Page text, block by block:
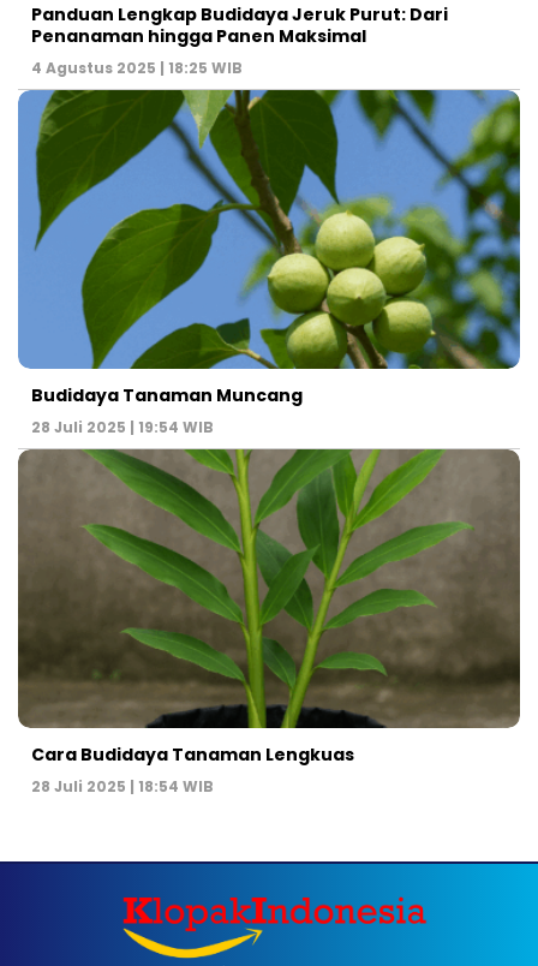
Panduan Lengkap Budidaya Jeruk Purut: Dari
Penanaman hingga Panen Maksimal
4 Agustus 2025 | 18:25 WIB
Budidaya Tanaman Muncang
28 Juli 2025 | 19:54 WIB
Cara Budidaya Tanaman Lengkuas
28 Juli 2025 | 18:54 WIB